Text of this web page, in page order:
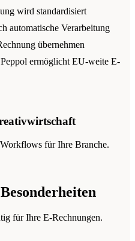
wird standardisiert
automatische Verarbeitung
übernehmen
ermöglicht EU-weite E-
für Ihre Branche.
für Ihre E-Rechnungen.